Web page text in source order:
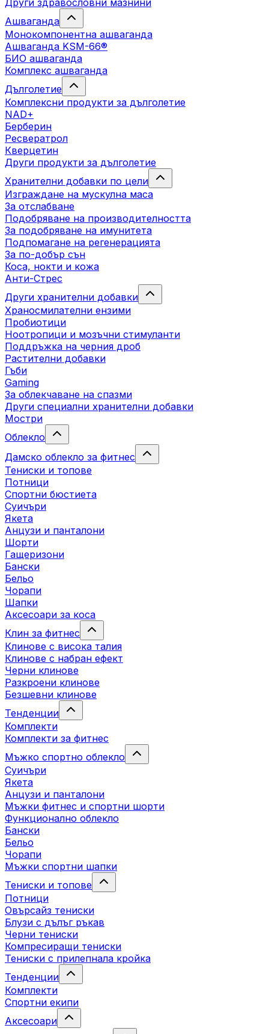
Други здравословни мазнини
Ашваганда
Монокомпонентна ашваганда
Ашваганда KSM-66®
БИО ашваганда
Комплекс ашваганда
Дълголетие
Комплексни продукти за дълголетие
NAD+
Берберин
Ресвератрол
Кверцетин
Други продукти за дълголетие
Хранителни добавки по цели
Изграждане на мускулна маса
За отслабване
Подобряване на производителността
За подобряване на имунитета
Подпомагане на регенерацията
За по-добър сън
Коса, нокти и кожа
Анти-Стрес
Други хранителни добавки
Храносмилателни ензими
Пробиотици
Ноотропици и мозъчни стимуланти
Поддръжка на черния дроб
Растителни добавки
Гъби
Gaming
За облекчаване на спазми
Други специални хранителни добавки
Мостри
Облекло
Дамско облекло за фитнес
Тениски и топове
Потници
Спортни бюстиета
Суичъри
Якета
Aнцузи и панталони
Шорти
Гащеризони
Бански
Бельо
Чорапи
Шапки
Аксесоари за коса
Клин за фитнес
Клинове с висока талия
Клинове с набран ефект
Черни клинове
Разкроени клинове
Безшевни клинове
Тенденции
Комплекти
Комплекти за фитнес
Мъжко спортно облекло
Суичъри
Якета
Aнцузи и панталони
Mъжки фитнес и спортни шорти
Функционално облекло
Бански
Бельо
Чорапи
Mъжки спортни шапки
Тениски и топове
Потници
Овърсайз тениски
Блузи с дълъг ръкав
Черни тениски
Компресиращи тениски
Тениски с прилепнала кройка
Тенденции
Комплекти
Спортни екипи
Аксесоари